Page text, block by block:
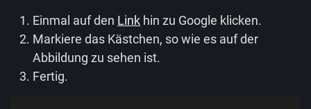
Einmal auf den Link hin zu Google klicken.
Markiere das Kästchen, so wie es auf der
Abbildung zu sehen ist.
Fertig.